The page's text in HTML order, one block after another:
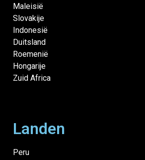
Maleisië
Slovakije
Indonesië
Duitsland
Roemenië
Hongarije
Zuid Africa
Landen
Peru